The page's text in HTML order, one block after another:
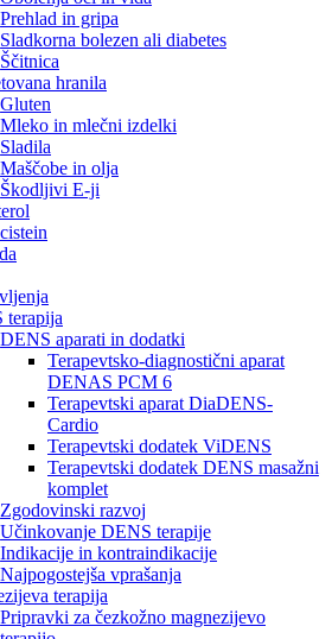
Prehlad in gripa
Sladkorna bolezen ali diabetes
Ščitnica
hranila
Gluten
Mleko in mlečni izdelki
Sladila
Maščobe in olja
Škodljivi E-ji
terapija
DENS aparati in dodatki
Terapevtsko-diagnostični aparat
DENAS PCM 6
Terapevtski aparat DiaDENS-
Cardio
Terapevtski dodatek ViDENS
Terapevtski dodatek DENS masažni
komplet
Zgodovinski razvoj
Učinkovanje DENS terapije
Indikacije in kontraindikacije
Najpogostejša vprašanja
terapija
Pripravki za čezkožno magnezijevo